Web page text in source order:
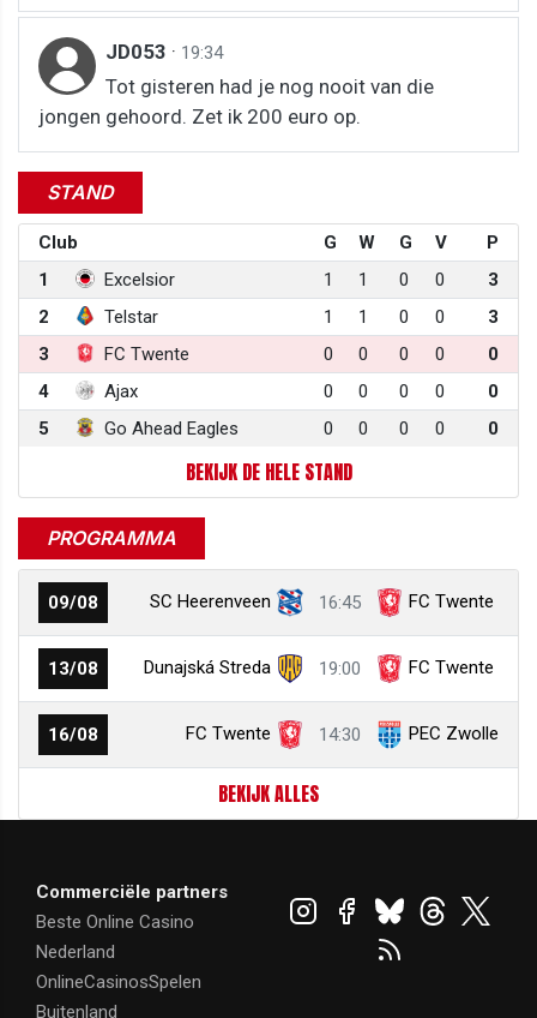
JD053 · 19:34
Tot gisteren had je nog nooit van die
jongen gehoord. Zet ik 200 euro op.
STAND
Club G W G V
P
1
Excelsior 1 1 0 0
3
2
Telstar 1 1 0 0
3
3
FC Twente 0 0 0 0
0
4
Ajax 0 0 0 0
0
5
Go Ahead Eagles 0 0 0 0 0
BEKIJK DE HELE STAND
PROGRAMMA
09/08 SC Heerenveen 16:45 FC Twente
13/08 Dunajská Streda 19:00 FC Twente
16/08 FC Twente 14:30 PEC Zwolle
BEKIJK ALLES
Commerciële partners
Beste Online Casino
Nederland
OnlineCasinosSpelen
Buitenland